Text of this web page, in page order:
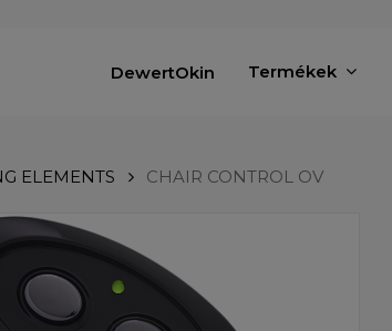
DewertOkin Termékek
ELEMENTS CHAIR CONTROL OV